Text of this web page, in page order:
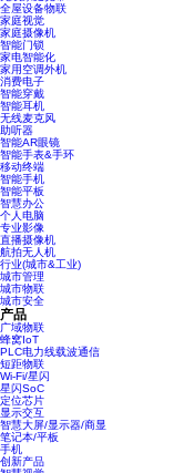
全屋设备物联
家庭视觉
家庭摄像机
智能门锁
家电智能化
家用空调外机
消费电子
智能穿戴
智能耳机
无线麦克风
助听器
智能AR眼镜
智能手表&手环
移动终端
智能手机
智能平板
智慧办公
个人电脑
专业影像
直播摄像机
航拍无人机
行业(城市&工业)
城市管理
城市物联
城市安全
产品
广域物联
蜂窝IoT
PLC电力线载波通信
短距物联
Wi-Fi/星闪
星闪SoC
定位芯片
显示交互
智慧大屏/显示器/商显
笔记本/平板
手机
创新产品